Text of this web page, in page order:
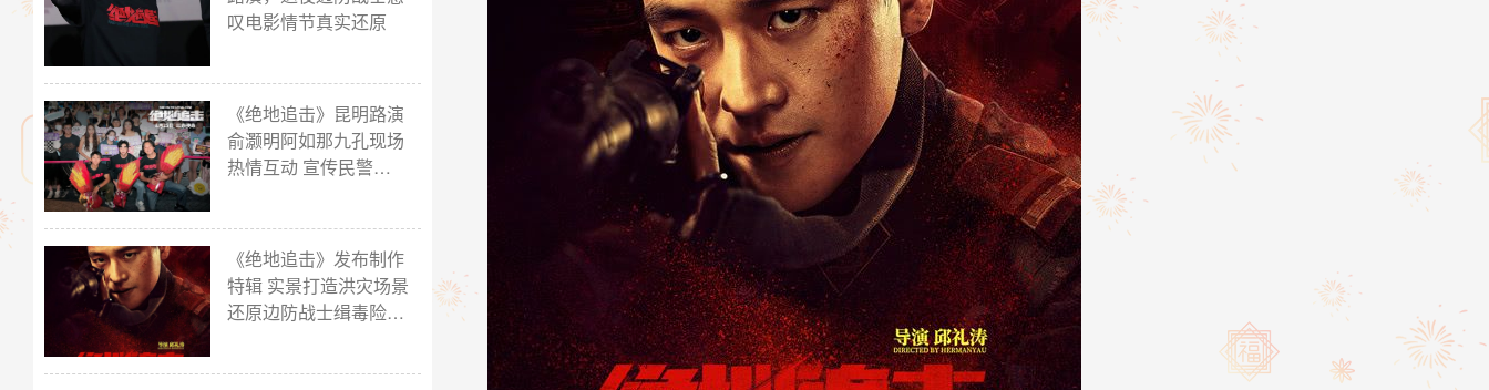
叹电影情节真实还原
《绝地追击》昆明路演
俞灏明阿如那九孔现场
热情互动 宣传民警…
《绝地追击》发布制作
特辑 实景打造洪灾场景
还原边防战士缉毒险…